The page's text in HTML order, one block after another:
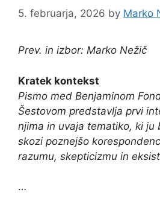
5. februarja, 2026 by Marko
Prev. in izbor: Marko Nežič
Kratek kontekst
Pismo med Benjaminom
Šestovom predstavlja prvi
njima in uvaja tematiko, ki ju
skozi poznejšo
razumu, skepticizmu in
…